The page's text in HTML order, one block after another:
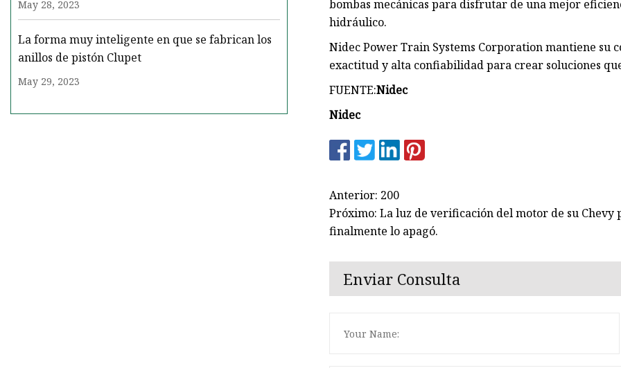
May 28, 2023
La forma muy inteligente en que se fabrican los
anillos de pistón Clupet
May 29, 2023
bombas mecánicas para disfrutar de una mejor
hidráulico.
Nidec Power Train Systems Corporation mantiene su
exactitud y alta confiabilidad para crear soluciones
FUENTE:Nidec
Nidec
Anterior: 200
Próximo: La luz de verificación del motor de su Chevy
finalmente lo apagó.
Enviar Consulta